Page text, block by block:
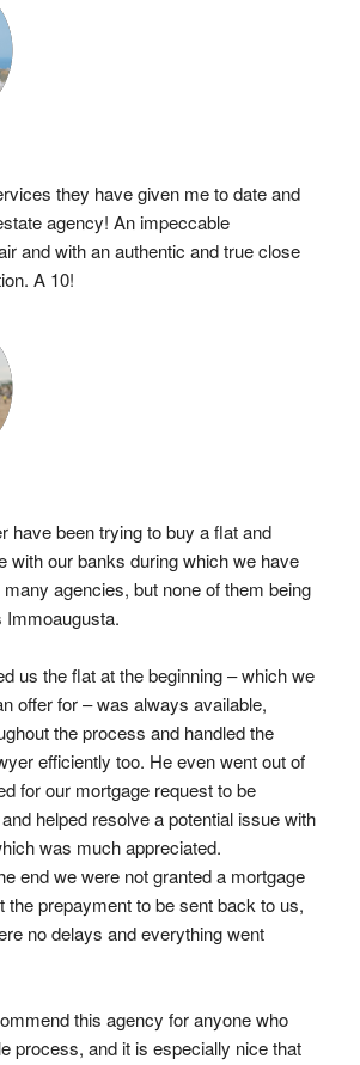
they have given me to date and
agency! An impeccable
and with an authentic and true close
A 10!
have been trying to buy a flat and
with our banks during which we have
agencies, but none of them being
Immoaugusta.
us the flat at the beginning – which we
offer for – was always available,
the process and handled the
efficiently too. He even went out of
for our mortgage request to be
helped resolve a potential issue with
was much appreciated.
end we were not granted a mortgage
the prepayment to be sent back to us,
no delays and everything went
this agency for anyone who
process, and it is especially nice that